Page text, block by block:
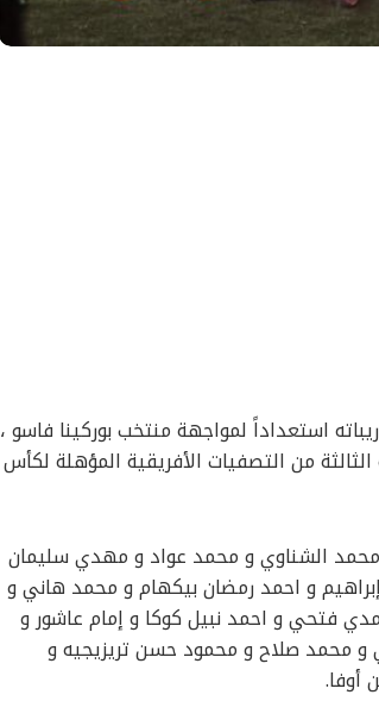
استعداداً لمواجهة منتخب بوركينا فاسو ،
من التصفيات الأفريقية المؤهلة لكأس
للمعسكر وهم : محمد الشناوي و محمد عواد و مهدي سليمان
و احمد رمضان بيكهام و محمد هاني و
فتحي و احمد نبيل كوكا و إمام عاشور و
و محمد صلاح و محمود حسن تريزيجيه و